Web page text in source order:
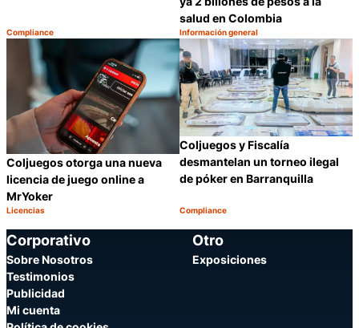
Categoría:
Compliance
Compartir
salud en Colombia
Categoría:
Información general
Coljuegos otorga una nueva
licencia de juego online a
MrYoker
Categoría:
Licencias
Compartir
Coljuegos y Fiscalía
desmantelan un torneo ilegal
de póker en Barranquilla
Categoría:
Compliance
Corporativo
Sobre Nosotros
Testimonios
Publicidad
Mi cuenta
Otro
Exposiciones